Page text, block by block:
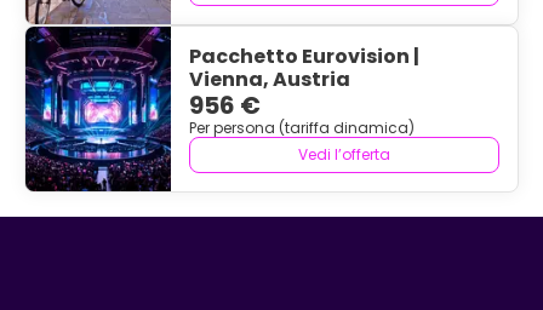
Pacchetto Eurovision |
Vienna, Austria
956 €
Per persona (tariffa dinamica)
Vedi l’offerta